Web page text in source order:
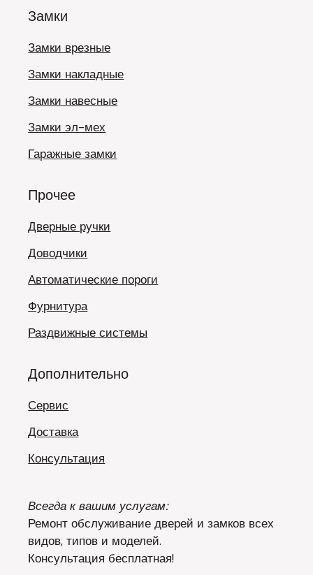
Замки
Замки врезные
Замки накладные
Замки навесные
Замки эл-мех
Гаражные замки
Прочее
Дверные ручки
Доводчики
Автоматические пороги
Фурнитура
Раздвижные системы
Дополнительно
Сервис
Доставка
Консультация
Всегда к вашим услугам:
Ремонт обслуживание дверей и замков всех
видов, типов и моделей.
Консультация бесплатная!